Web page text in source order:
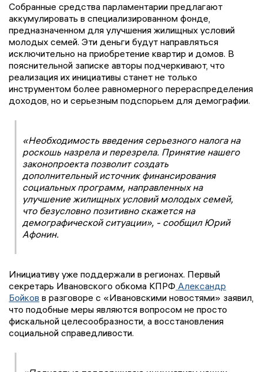
Собранные средства парламентарии предлагают
аккумулировать в специализированном фонде,
предназначенном для улучшения жилищных условий
молодых семей. Эти деньги будут направляться
исключительно на приобретение квартир и домов. В
пояснительной записке авторы подчеркивают, что
реализация их инициативы станет не только
инструментом более равномерного перераспределения
доходов, но и серьезным подспорьем для демографии.
«Необходимость введения серьезного налога на
роскошь назрела и перезрела. Принятие нашего
законопроекта позволит создать
дополнительный источник финансирования
социальных программ, направленных на
улучшение жилищных условий молодых семей,
что безусловно позитивно скажется на
демографической ситуации», - сообщил Юрий
Афонин.
Инициативу уже поддержали в регионах. Первый
секретарь Ивановского обкома КПРФ Александр
Бойков в разговоре с «Ивановскими новостями» заявил,
что подобные меры являются вопросом не просто
фискальной целесообразности, а восстановления
социальной справедливости.